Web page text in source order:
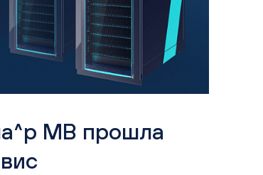
МВ прошла